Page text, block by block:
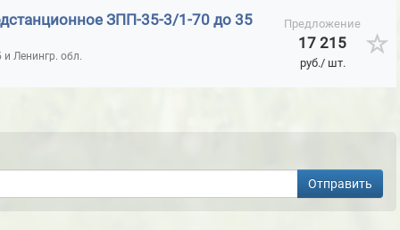
КЛЕЙ ЭПОКСИДНЫЙ ARALDITE
КЛЕЙ
КЛЕЙ ЭПОКСИДНЫЙ ХОЛОДНАЯ СВАРКА "АЛМАЗ"
ЗПП-35-3/1-70 до 35
Предложение
17 215
руб./ шт.
Ленингр. обл.
Отправить